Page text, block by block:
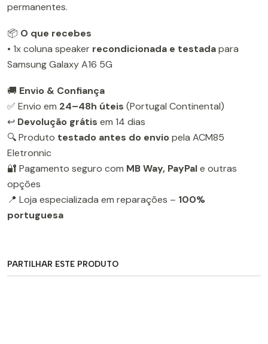
permanentes.
📦 O que recebes
• 1x coluna speaker recondicionada e testadapara
Samsung Galaxy A16 5G
🚚 Envio & Confiança
✅ Envio em 24–48h úteis (Portugal Continental)
↩️ Devolução grátis em 14 dias
🔍 Produto testado antes do enviopela ACM85
Eletronnic
🔐 Pagamento seguro com MB Way, PayPale outras
opções
📍 Loja especializada em reparações – 100%
portuguesa
PARTILHAR ESTE PRODUTO